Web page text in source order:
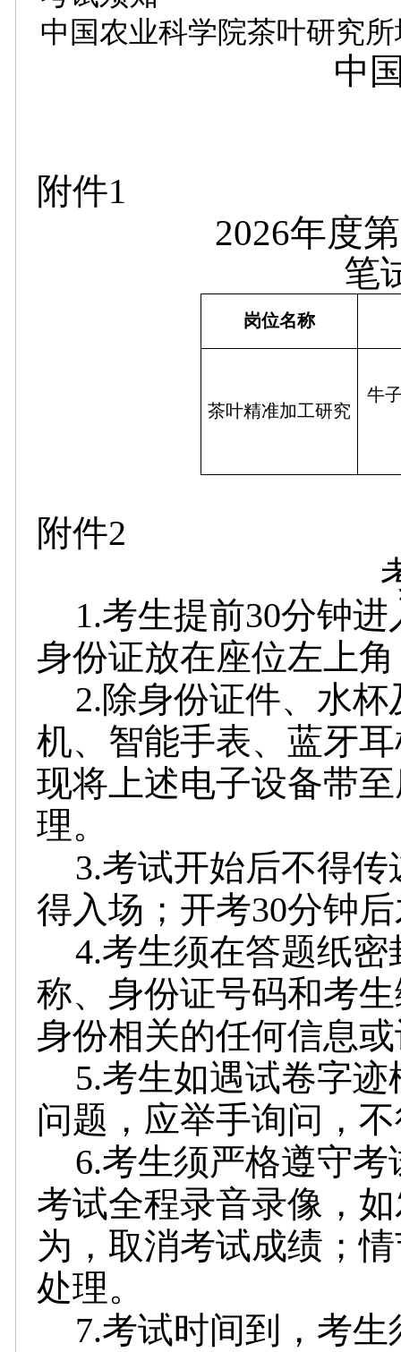
中国农业科学院茶叶研究
中
附件1
2026年度
笔
岗位名称
茶叶精准加工研究
牛
附件2
1.考生提前30分钟
身份证放在座位左上
2.除身份证件、水
机、智能手表、蓝牙
现将上述电子设备带
理。
3.考试开始后不得
得入场；开考30分钟
4.考生须在答题纸
称、身份证号码和考
身份相关的任何信息
5.考生如遇试卷字
问题，应举手询问，
6.考生须严格遵守
考试全程录音录像，
为，取消考试成绩；
处理。
7.考试时间到，考